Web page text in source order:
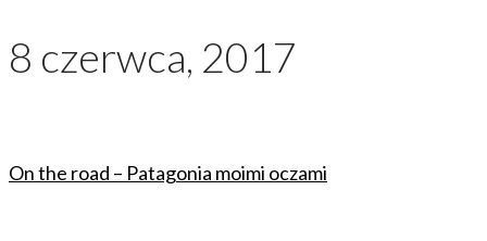
8 czerwca, 2017
On the road – Patagonia moimi oczami